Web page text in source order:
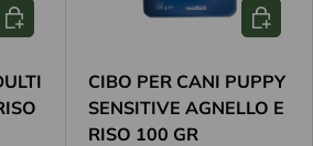
Aggiungi al carrello
CIBO PER CANI PUPPY
SENSITIVE AGNELLO E
RISO 100 GR